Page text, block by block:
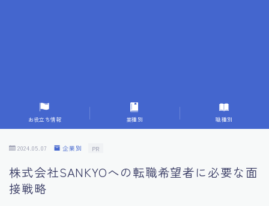
9.面接での落とし穴とその対策
10.フィードバックを活用する方法
11.オンライン面接の成功への鍵
お役立ち情報 業種別 職種別
2024.05.07 企業別 PR
株式会社SANKYOへの転職希望者に必要な面
接戦略